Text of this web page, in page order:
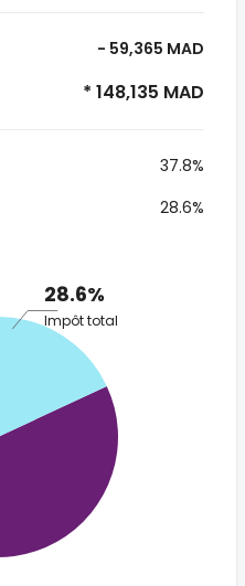
- 59,365 MAD
* 148,135 MAD
37.8%
28.6%
28.6%
Impôt total